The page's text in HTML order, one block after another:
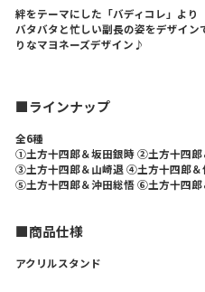
絆をテーマにした「バディコレ」より
バタバタと忙しい副長の姿をデザイ
りなマヨネーズデザイン♪
■ラインナップ
全6種
①土方十四郎＆坂田銀時 ②土方十四郎
③土方十四郎＆山崎退 ④土方十四郎＆
⑤土方十四郎＆沖田総悟 ⑥土方十四郎
■商品仕様
アクリルスタンド